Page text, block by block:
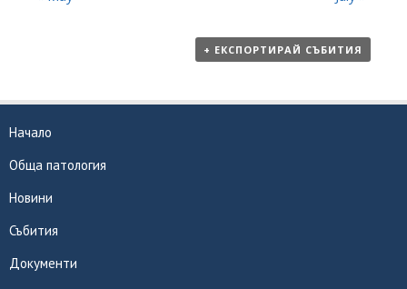
+ ЕКСПОРТИРАЙ СЪБИТИЯ
Начало
Обща патология
Новини
Събития
Документи